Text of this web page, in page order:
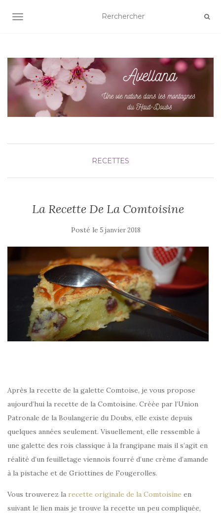
AFFICHER/MASQUER LA NAVIGATION
RECETTES
La Recette De La Comtoisine
Posté le 5 janvier 2018
Après la recette de la galette Comtoise, je vous propose
aujourd’hui la recette de la Comtoisine. Créée par l’Union
Patronale de la Boulangerie du Doubs, elle existe depuis
quelques années seulement. Visuellement, elle ressemble à
une galette des rois classique à la frangipane mais il s’agit en
réalité d’un feuilletage viennois fourré d’une crème d’amande
à la pistache et de Griottines de Fougerolles.
Vous trouverez la recette originale de la Comtoisine en
suivant le lien mais je trouve la recette un peu compliquée,